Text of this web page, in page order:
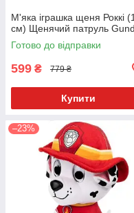
М'яка іграшка щеня Роккі
см) Щенячий патруль Gund
Готово до відправки
599 ₴ 779 ₴
Купити
–23%